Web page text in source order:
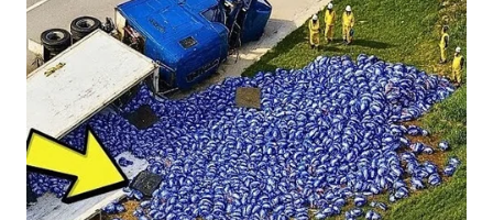
WN
SUBANG
WN
SUKABUMI
WN
PURWAKARTA